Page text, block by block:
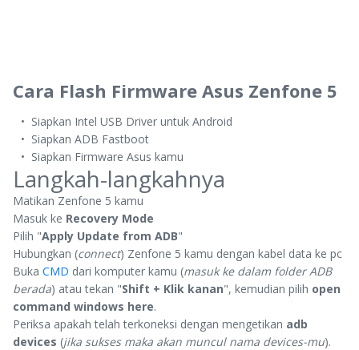
Cara Flash Firmware Asus Zenfone 5
Siapkan Intel USB Driver untuk Android
Siapkan ADB Fastboot
Siapkan Firmware Asus kamu
Langkah-langkahnya
Matikan Zenfone 5 kamu
Masuk ke Recovery Mode
Pilih "Apply Update from ADB"
Hubungkan (connect) Zenfone 5 kamu dengan kabel data ke pc
Buka CMD dari komputer kamu (masuk ke dalam folder ADB
berada) atau tekan "Shift + Klik kanan", kemudian pilih open
command windows here.
Periksa apakah telah terkoneksi dengan mengetikan adb
devices (jika sukses maka akan muncul nama devices-mu).